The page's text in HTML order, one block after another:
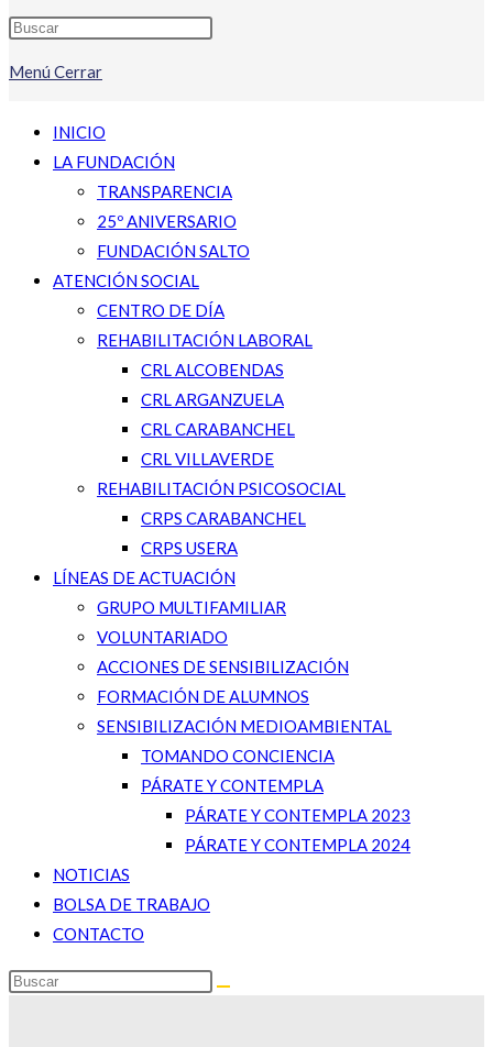
Menú Cerrar
INICIO
LA FUNDACIÓN
TRANSPARENCIA
25º ANIVERSARIO
FUNDACIÓN SALTO
ATENCIÓN SOCIAL
CENTRO DE DÍA
REHABILITACIÓN LABORAL
CRL ALCOBENDAS
CRL ARGANZUELA
CRL CARABANCHEL
CRL VILLAVERDE
REHABILITACIÓN PSICOSOCIAL
CRPS CARABANCHEL
CRPS USERA
LÍNEAS DE ACTUACIÓN
GRUPO MULTIFAMILIAR
VOLUNTARIADO
ACCIONES DE SENSIBILIZACIÓN
FORMACIÓN DE ALUMNOS
SENSIBILIZACIÓN MEDIOAMBIENTAL
TOMANDO CONCIENCIA
PÁRATE Y CONTEMPLA
PÁRATE Y CONTEMPLA 2023
PÁRATE Y CONTEMPLA 2024
NOTICIAS
BOLSA DE TRABAJO
CONTACTO